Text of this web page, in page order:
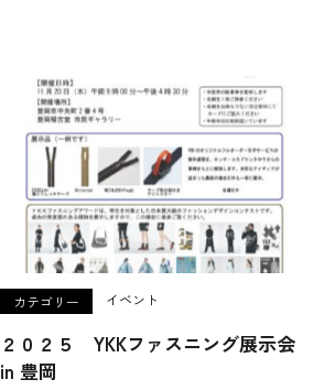
カテゴリー イベント
２０２５ YKKファスニング展示会
in 豊岡